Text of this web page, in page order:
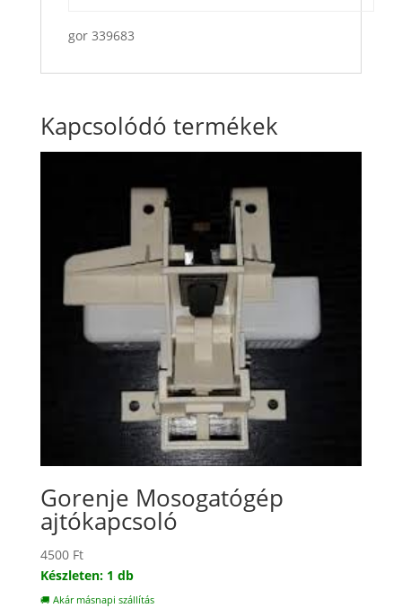
gor 339683
Kapcsolódó termékek
Gorenje Mosogatógép
ajtókapcsoló
4500 Ft
Készleten: 1 db
🚚 Akár másnapi szállítás